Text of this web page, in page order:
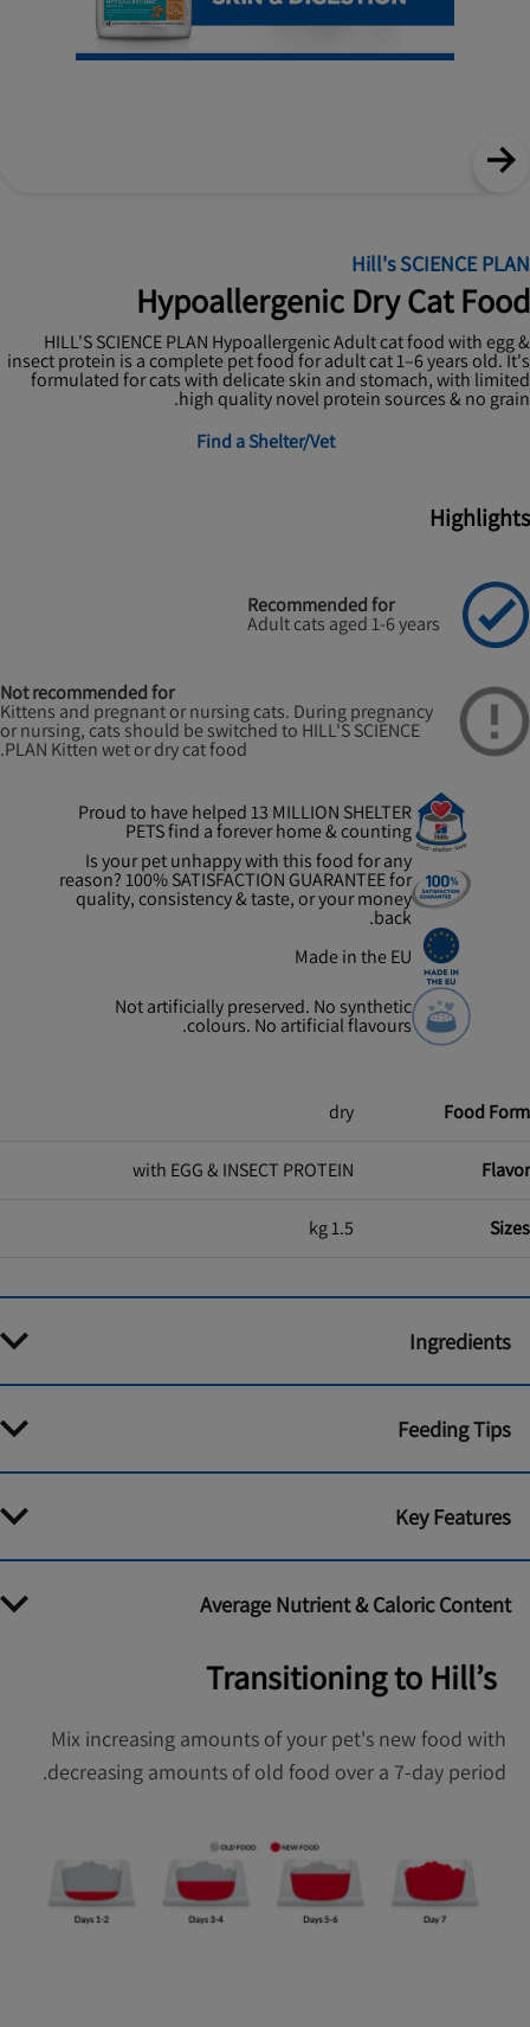
Hill's SCIENCE PLAN
Hypoallergenic Dry Cat Food
HILL'S SCIENCE PLAN Hypoallergenic Adult cat food with egg &
insect protein is a complete pet food for adult cat 1–6 years old. It's
formulated for cats with delicate skin and stomach, with limited
high quality novel protein sources & no grain.
Find a Shelter/Vet
Highlights
Recommended for
Adult cats aged 1-6 years
Not recommended for
Kittens and pregnant or nursing cats. During pregnancy
or nursing, cats should be switched to HILL'S SCIENCE
PLAN Kitten wet or dry cat food.
Proud to have helped 13 MILLION SHELTER
PETS find a forever home & counting
Is your pet unhappy with this food for any
reason? 100% SATISFACTION GUARANTEE for
quality, consistency & taste, or your money
back.
Made in the EU
Not artificially preserved. No synthetic
colours. No artificial flavours.
Food Form
dry
Flavor
with EGG & INSECT PROTEIN
Sizes
1.5 kg
Ingredients
Feeding Tips
Key Features
Average Nutrient & Caloric Content
Transitioning to Hill’s
Mix increasing amounts of your pet's new food with
decreasing amounts of old food over a 7-day period.